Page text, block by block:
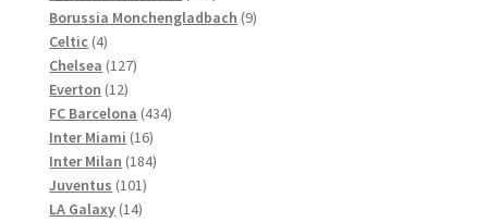
Produkte
Borussia Monchengladbach 99
Celtic 44
Produkte
Chelsea 127127
Everton 1212
Produkte
FC Barcelona 434434
Inter Miami 1616
Produkte
Inter Milan 184184
Juventus 101101
LA Galaxy 1414